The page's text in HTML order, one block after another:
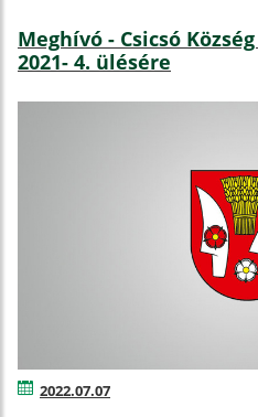
Meghívó - Csicsó
2021- 4. ülésére
2022.07.07